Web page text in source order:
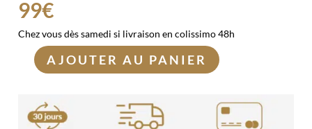
99€
Chez vous dès samedi si livraison en colissimo 48h
quantité
Géode
de
AJOUTER AU PANIER